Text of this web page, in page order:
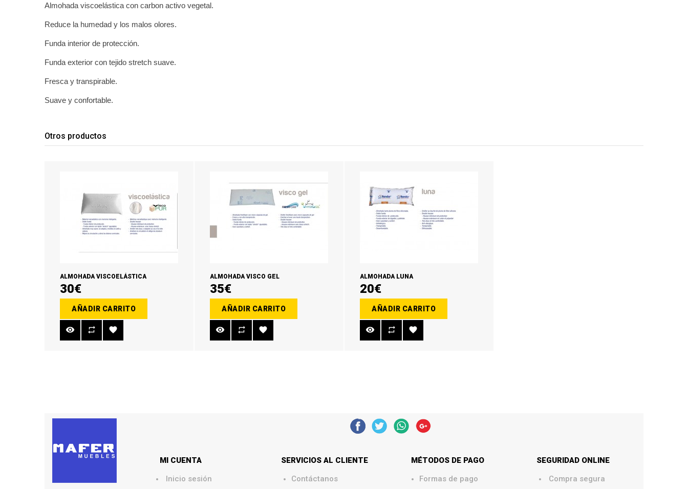
Almohada viscoelástica con carbon activo vegetal.
Reduce la humedad y los malos olores.
Funda interior de protección.
Funda exterior con tejido stretch suave.
Fresca y transpirable.
Suave y confortable.
Otros productos
ALMOHADA VISCOELÁSTICA
30€
AÑADIR CARRITO
ALMOHADA VISCO GEL
35€
AÑADIR CARRITO
ALMOHADA LUNA
20€
AÑADIR CARRITO
MI CUENTA
Inicio sesión
SERVICIOS AL CLIENTE
Contáctanos
MÉTODOS DE PAGO
Formas de pago
SEGURIDAD ONLINE
Compra segura